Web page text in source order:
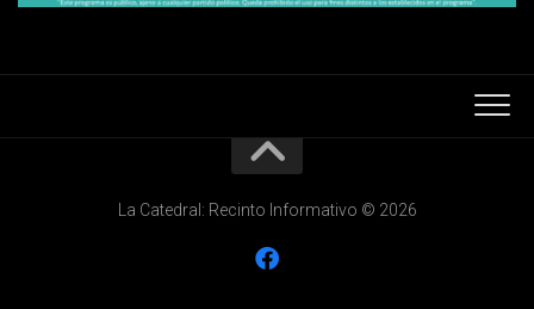
La Catedral: Recinto Informativo © 2026